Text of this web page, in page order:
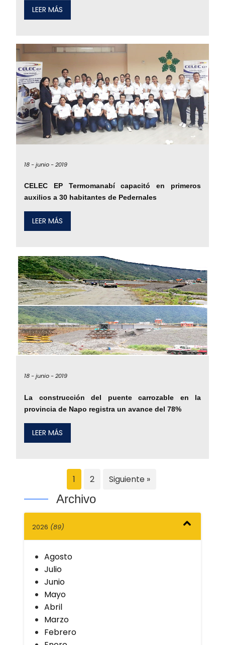
LEER MÁS
18 -junio -2019
CELEC EP Termomanabí capacitó en primeros
auxilios a 30 habitantes de Pedernales
LEER MÁS
18 -junio -2019
La construcción del puente carrozable en la
provincia de Napo registra un avance del 78%
LEER MÁS
1 2 Siguiente »
Archivo
2026 (89)
Agosto
Julio
Junio
Mayo
Abril
Marzo
Febrero